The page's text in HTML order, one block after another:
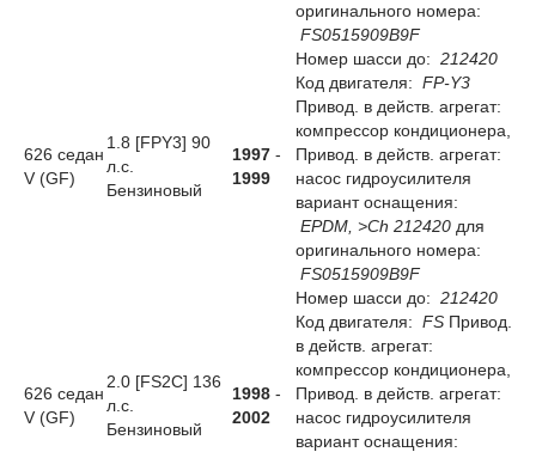
оригинального номера:
FS0515909B9F
626 седан
V (GF)
1.8 [FPY3] 90
л.с.
Бензиновый
1997 -
1999
Номер шасси до: 212420
Код двигателя: FP-Y3
Привод. в действ. агрегат:
компрессор кондиционера,
Привод. в действ. агрегат:
насос гидроусилителя
вариант оснащения:
EPDM, >Ch 212420 для
оригинального номера:
FS0515909B9F
626 седан
V (GF)
2.0 [FS2C] 136
л.с.
Бензиновый
1998 -
2002
Номер шасси до: 212420
Код двигателя: FS Привод.
в действ. агрегат:
компрессор кондиционера,
Привод. в действ. агрегат:
насос гидроусилителя
вариант оснащения: